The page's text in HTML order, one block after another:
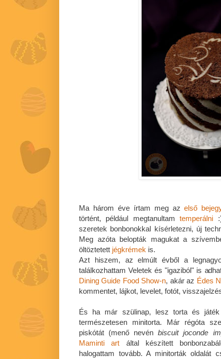
Ma három éve írtam meg azelső
történt, például megtanultamtemperálni
szeretek bonbonokkal kísérletezni, új
Meg azóta belopták magukat a
öltöztetett jégkrémek is.
Azt hiszem, az elmúlt évből a
találkozhattam Veletek és "igaziból" is
Dining Guide Food Show-n, akár az Édes
kommentet, lájkot, levelet, fotót,
És ha már szülinap, lesz torta és
természetesen minitorta. Már régóta
piskótát (menő nevénbiscuit joconde
Maminti art által készített
halogattam tovább. A minitorták oldalát